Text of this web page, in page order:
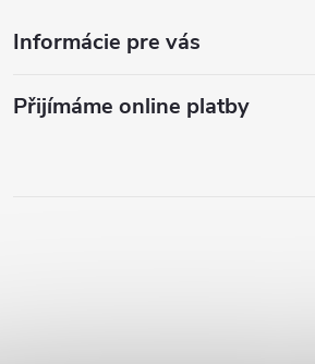
Informácie pre vás
Přijímáme online platby